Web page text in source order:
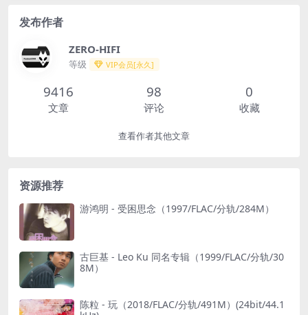
发布作者
ZERO-HIFI
等级 VIP会员[永久]
9416
文章
98
评论
0
收藏
查看作者其他文章
资源推荐
游鸿明 - 受困思念（1997/FLAC/分轨/284M）
古巨基 - Leo Ku 同名专辑（1999/FLAC/分轨/30
8M）
陈粒 - 玩（2018/FLAC/分轨/491M）(24bit/44.1